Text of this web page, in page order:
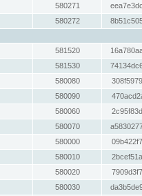
580271
580272
581520
581530
580080
580090
580060
580070
580000
580010
580020
580030